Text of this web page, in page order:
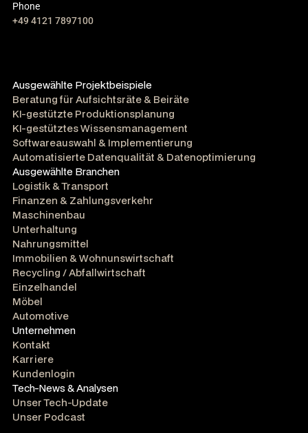
Phone
+49 4121 7897100
Ausgewählte Projektbeispiele
Beratung für Aufsichtsräte & Beiräte
KI-gestützte Produktionsplanung
KI-gestütztes Wissensmanagement
Softwareauswahl & Implementierung
Automatisierte Datenqualität & Datenoptimierung
Ausgewählte Branchen
Logistik & Transport
Finanzen & Zahlungsverkehr
Maschinenbau
Unterhaltung
Nahrungsmittel
Immobilien & Wohnunswirtschaft
Recycling / Abfallwirtschaft
Einzelhandel
Möbel
Automotive
Unternehmen
Kontakt
Karriere
Kundenlogin
Tech-News & Analysen
Unser Tech-Update
Unser Podcast